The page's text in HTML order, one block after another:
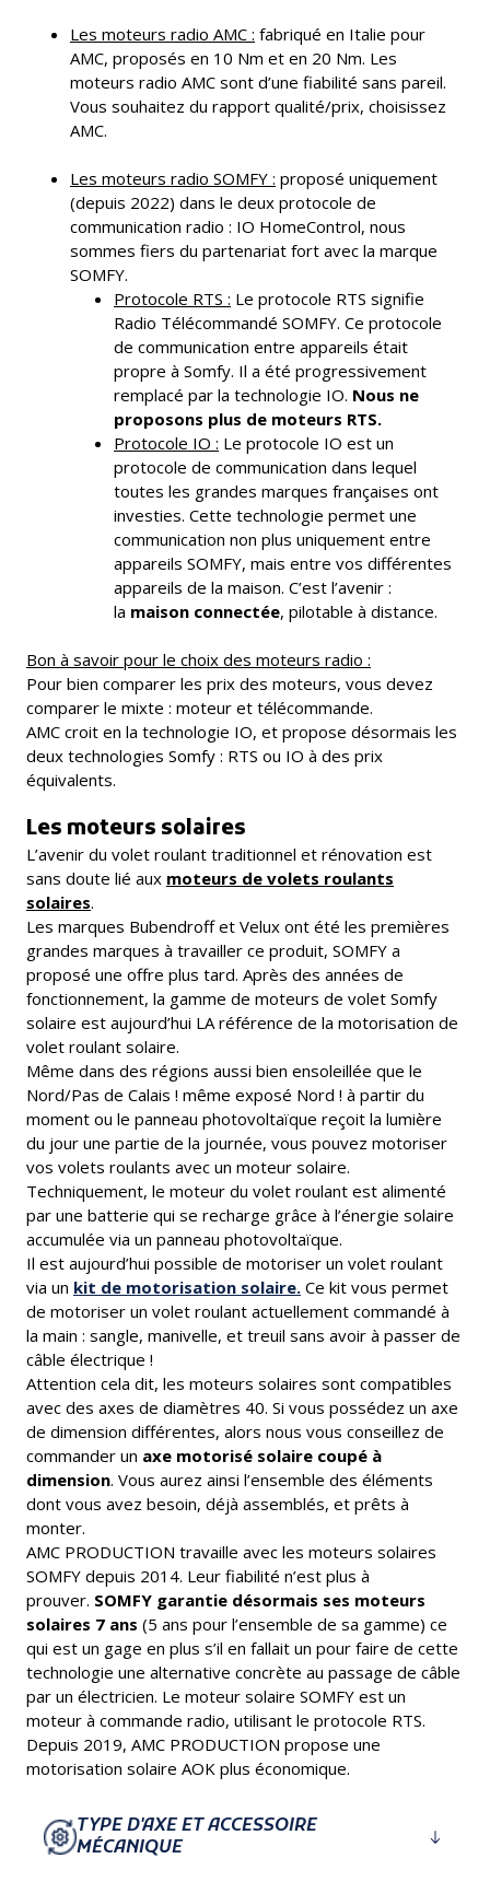
Les moteurs radio AMC : fabriqué en Italie pour
AMC, proposés en 10 Nm et en 20 Nm. Les
moteurs radio AMC sont d’une fiabilité sans pareil.
Vous souhaitez du rapport qualité/prix, choisissez
AMC.
Les moteurs radio SOMFY : proposé uniquement
(depuis 2022) dans le deux protocole de
communication radio : IO HomeControl, nous
sommes fiers du partenariat fort avec la marque
SOMFY.
Protocole RTS : Le protocole RTS signifie
Radio Télécommandé SOMFY. Ce protocole
de communication entre appareils était
propre à Somfy. Il a été progressivement
remplacé par la technologie IO. Nous ne
proposons plus de moteurs RTS.
Protocole IO : Le protocole IO est un
protocole de communication dans lequel
toutes les grandes marques françaises ont
investies. Cette technologie permet une
communication non plus uniquement entre
appareils SOMFY, mais entre vos différentes
appareils de la maison. C’est l’avenir :
la maison connectée, pilotable à distance.
Bon à savoir pour le choix des moteurs radio :
Pour bien comparer les prix des moteurs, vous devez
comparer le mixte : moteur et télécommande.
AMC croit en la technologie IO, et propose désormais les
deux technologies Somfy : RTS ou IO à des prix
équivalents.
Les moteurs solaires
L’avenir du volet roulant traditionnel et rénovation est
sans doute lié aux moteurs de volets roulants
solaires.
Les marques Bubendroff et Velux ont été les premières
grandes marques à travailler ce produit, SOMFY a
proposé une offre plus tard. Après des années de
fonctionnement, la gamme de moteurs de volet Somfy
solaire est aujourd’hui LA référence de la motorisation de
volet roulant solaire.
Même dans des régions aussi bien ensoleillée que le
Nord/Pas de Calais ! même exposé Nord ! à partir du
moment ou le panneau photovoltaïque reçoit la lumière
du jour une partie de la journée, vous pouvez motoriser
vos volets roulants avec un moteur solaire.
Techniquement, le moteur du volet roulant est alimenté
par une batterie qui se recharge grâce à l’énergie solaire
accumulée via un panneau photovoltaïque.
Il est aujourd’hui possible de motoriser un volet roulant
via un kit de motorisation solaire. Ce kit vous permet
de motoriser un volet roulant actuellement commandé à
la main : sangle, manivelle, et treuil sans avoir à passer de
câble électrique !
Attention cela dit, les moteurs solaires sont compatibles
avec des axes de diamètres 40. Si vous possédez un axe
de dimension différentes, alors nous vous conseillez de
commander un axe motorisé solaire coupé à
dimension. Vous aurez ainsi l’ensemble des éléments
dont vous avez besoin, déjà assemblés, et prêts à
monter.
AMC PRODUCTION travaille avec les moteurs solaires
SOMFY depuis 2014. Leur fiabilité n’est plus à
prouver. SOMFY garantie désormais ses moteurs
solaires 7 ans (5 ans pour l’ensemble de sa gamme) ce
qui est un gage en plus s’il en fallait un pour faire de cette
technologie une alternative concrète au passage de câble
par un électricien. Le moteur solaire SOMFY est un
moteur à commande radio, utilisant le protocole RTS.
Depuis 2019, AMC PRODUCTION propose une
motorisation solaire AOK plus économique.
TYPE D'AXE ET ACCESSOIRE
MÉCANIQUE